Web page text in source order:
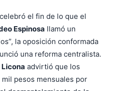
el fin de lo que el
Espinosa llamó un
la oposición conformada
una reforma centralista.
Licona advirtió que los
pesos mensuales por